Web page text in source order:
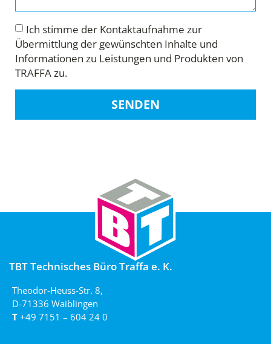
Ich stimme der Kontaktaufnahme zur
Übermittlung der gewünschten Inhalte und
Informationen zu Leistungen und Produkten von
TRAFFA zu.
SENDEN
TBT Technisches Büro Traffa e. K.
Theodor-Heuss-Str. 8,
D-71336 Waiblingen
T +49 7151 – 604 24 0